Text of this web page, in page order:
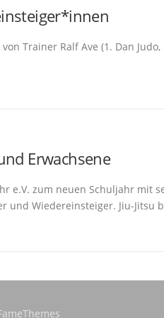
Trainer Ralf Ave (1. Dan Judo,
Erwachsene
e.V. zum neuen Schuljahr mit
und Wiedereinsteiger. Jiu-Jitsu